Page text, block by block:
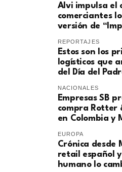
Alvi impulsa el
comerciantes
versión de
REPORTAJES
Estos son los
logísticos que
del Día del
NACIONALES
Empresas SB
compra Rotter
en Colombia y
EUROPA
​Crónica desde
retail español
humano lo